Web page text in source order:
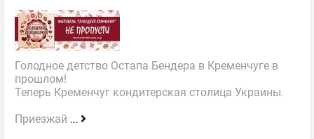
Голодное детство Остапа Бендера в Кременчуге в
прошлом!
Теперь Кременчуг кондитерская столица Украины.
Приезжай ...